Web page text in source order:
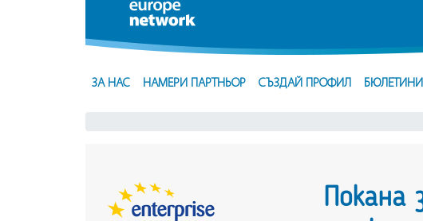
ЗА НАС НАМЕРИ ПАРТНЬОР СЪЗДАЙ ПРОФИЛ БЮЛЕТИНИ
Покана